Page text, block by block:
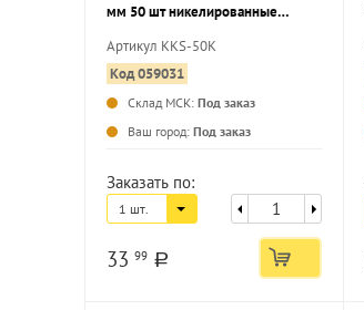
мм 50 шт никелированные
Артикул KKS-50K
Код 059031
Склад МСК: Под заказ
Ваш город: Под заказ
Заказать по:
1 шт.
33 99 a